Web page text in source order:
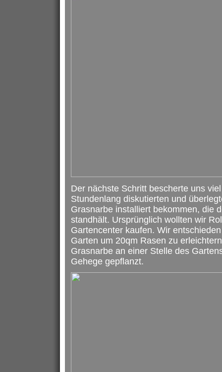
Der nächste Schritt bescherte uns
Stundenlang diskutierten und
Grasnarbe installiert bekommen, die
standhält. Ursprünglich wollten wir
Gartencenter kaufen. Wir
Garten um 20qm Rasen zu
Grasnarbe an einer Stelle des
Gehege gepflanzt.